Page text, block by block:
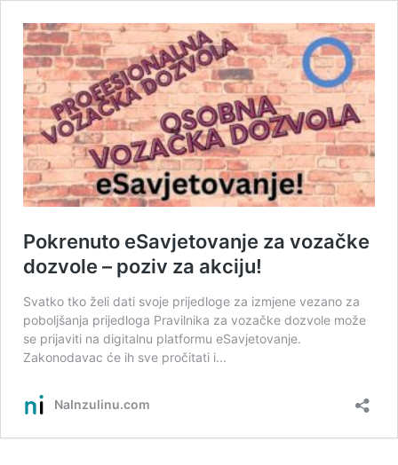
Pokrenuto eSavjetovanje za vozačke
dozvole – poziv za akciju!
Svatko tko želi dati svoje prijedloge za izmjene vezano za
poboljšanja prijedloga Pravilnika za vozačke dozvole može
se prijaviti na digitalnu platformu eSavjetovanje.
Zakonodavac će ih sve pročitati i...
NaInzulinu.com